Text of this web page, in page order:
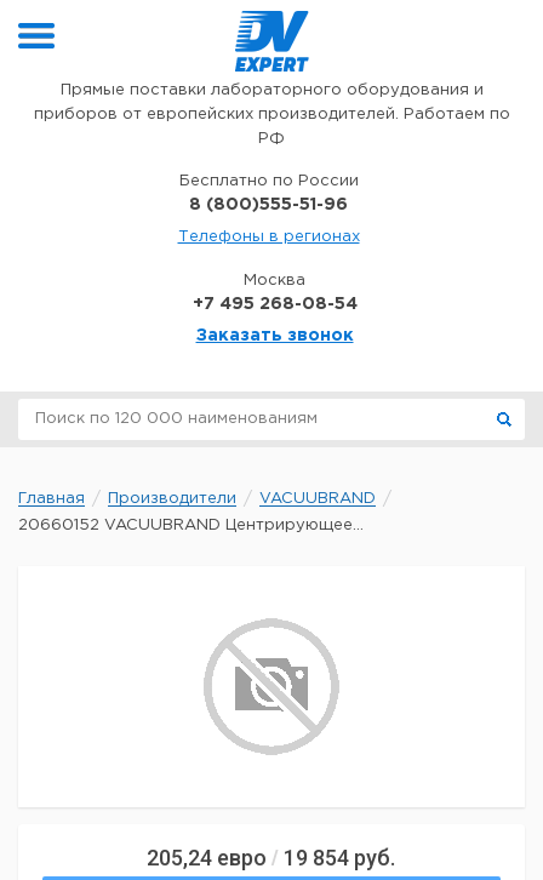
Прямые поставки лабораторного оборудования и
приборов от европейских производителей. Работаем по
РФ
Бесплатно по России
8 (800)555-51-96
Телефоны в регионах
Москва
+7 495 268-08-54
Заказать звонок
Главная Производители
VACUUBRAND
20660152 VACUUBRAND Центрирующее...
205,24 евро / 19 854 руб.